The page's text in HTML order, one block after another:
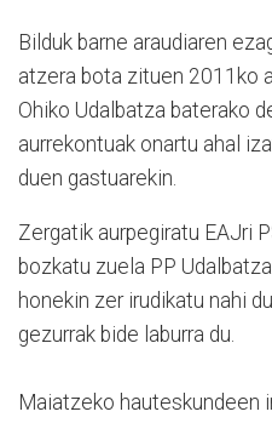
Bilduk barne araudiaren
atzera bota zituen 2011ko
Ohiko Udalbatza baterako
aurrekontuak onartu ahal
duen gastuarekin.
Zergatik aurpegiratu EAJri
bozkatu zuela PP
honekin zer irudikatu nahi
gezurrak bide laburra du.
Maiatzeko hauteskundeen